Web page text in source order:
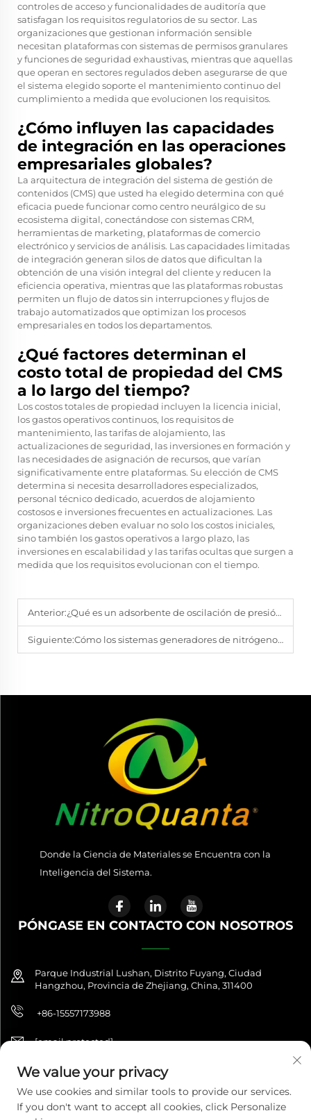
controles de acceso y funcionalidades de auditoría que
satisfagan los requisitos regulatorios de su sector. Las
organizaciones que gestionan información sensible
necesitan plataformas con sistemas de permisos granulares
y funciones de seguridad exhaustivas, mientras que aquellas
que operan en sectores regulados deben asegurarse de que
el sistema elegido soporte el mantenimiento continuo del
cumplimiento a medida que evolucionen los requisitos.
¿Cómo influyen las capacidades
de integración en las operaciones
empresariales globales?
La arquitectura de integración del sistema de gestión de
contenidos (CMS) que usted ha elegido determina con qué
eficacia puede funcionar como centro neurálgico de su
ecosistema digital, conectándose con sistemas CRM,
herramientas de marketing, plataformas de comercio
electrónico y servicios de análisis. Las capacidades limitadas
de integración generan silos de datos que dificultan la
obtención de una visión integral del cliente y reducen la
eficiencia operativa, mientras que las plataformas robustas
permiten un flujo de datos sin interrupciones y flujos de
trabajo automatizados que optimizan los procesos
empresariales en todos los departamentos.
¿Qué factores determinan el
costo total de propiedad del CMS
a lo largo del tiempo?
Los costos totales de propiedad incluyen la licencia inicial,
los gastos operativos continuos, los requisitos de
mantenimiento, las tarifas de alojamiento, las
actualizaciones de seguridad, las inversiones en formación y
las necesidades de asignación de recursos, que varían
significativamente entre plataformas. Su elección de CMS
determina si necesita desarrolladores especializados,
personal técnico dedicado, acuerdos de alojamiento
costosos e inversiones frecuentes en actualizaciones. Las
organizaciones deben evaluar no solo los costos iniciales,
sino también los gastos operativos a largo plazo, las
inversiones en escalabilidad y las tarifas ocultas que surgen a
medida que los requisitos evolucionan con el tiempo.
Anterior:¿Qué es un adsorbente de oscilación de presión? Una guía completa para ingenieros
Siguiente:Cómo los sistemas generadores de nitrógeno in situ reducen los costes de producción
Donde la Ciencia de Materiales se Encuentra con la
Inteligencia del Sistema.
PÓNGASE EN CONTACTO CON NOSOTROS
Parque Industrial Lushan, Distrito Fuyang, Ciudad
Hangzhou, Provincia de Zhejiang, China, 311400
+86-15557173988
[email protected]
Copyright © 2026 NitroQuanta™. Todos los derechos reservados. |
NitroQuanta™ es una marca de Hangzhou Fuxing Future Import &
We value your privacy
We use cookies and similar tools to provide our services.
If you don't want to accept all cookies, click Personalize